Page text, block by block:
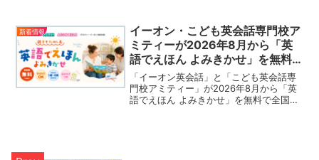
舎展開しています。
新着情報
イーオン・こども英会話専門校ア
ミティーが2026年8月から「英
語でえほん よみきかせ」を無料
で開催！
「イーオン英会話」と「こども英会話専
門校アミティー」が2026年8月から「英
語でえほん よみきかせ」を無料で全国